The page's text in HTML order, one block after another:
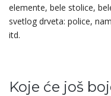
elemente, bele stolice,
svetlog drveta: police,
itd.
Koje će još